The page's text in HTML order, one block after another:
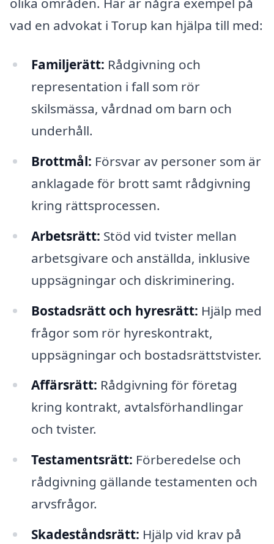
vad en advokat i Torup kan hjälpa till med:
Familjerätt: Rådgivning och
representation i fall som rör
skilsmässa, vårdnad om barn och
underhåll.
Brottmål: Försvar av personer som är
anklagade för brott samt rådgivning
kring rättsprocessen.
Arbetsrätt: Stöd vid tvister mellan
arbetsgivare och anställda, inklusive
uppsägningar och diskriminering.
Bostadsrätt och hyresrätt: Hjälp med
frågor som rör hyreskontrakt,
uppsägningar och bostadsrättstvister.
Affärsrätt: Rådgivning för företag
kring kontrakt, avtalsförhandlingar
och tvister.
Testamentsrätt: Förberedelse och
rådgivning gällande testamenten och
arvsfrågor.
Skadeståndsrätt: Hjälp vid krav på